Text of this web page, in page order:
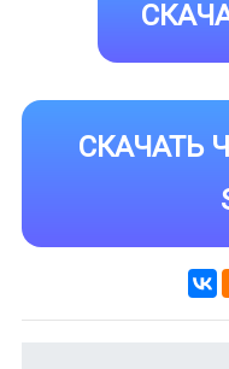
СКАЧАТЬ